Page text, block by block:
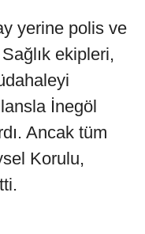
yerine polis ve
ekipleri,
İnegöl
Ancak tüm
Korulu,